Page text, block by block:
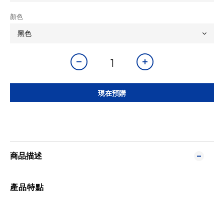
顏色
現在預購
商品描述
產品特點